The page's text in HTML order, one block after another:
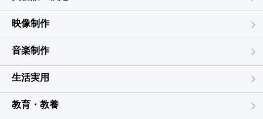
映像制作
音楽制作
生活実用
教育・教養